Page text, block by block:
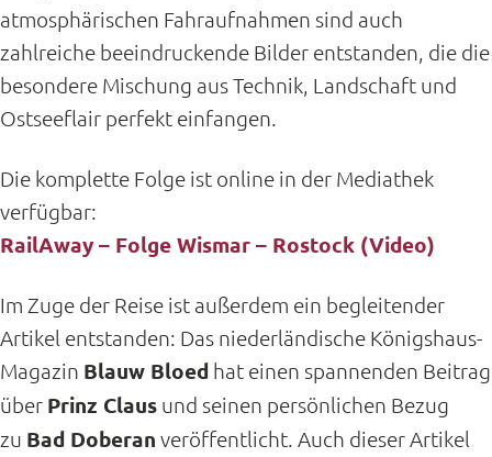
atmosphärischen Fahraufnahmen sind auch
zahlreiche beeindruckende Bilder entstanden, die die
besondere Mischung aus Technik, Landschaft und
Ostseeflair perfekt einfangen.
Die komplette Folge ist online in der Mediathek
verfügbar:
RailAway – Folge Wismar – Rostock (Video)
Im Zuge der Reise ist außerdem ein begleitender
Artikel entstanden: Das niederländische Königshaus-
Magazin Blauw Bloed hat einen spannenden Beitrag
über Prinz Claus und seinen persönlichen Bezug
zu Bad Doberan veröffentlicht. Auch dieser Artikel